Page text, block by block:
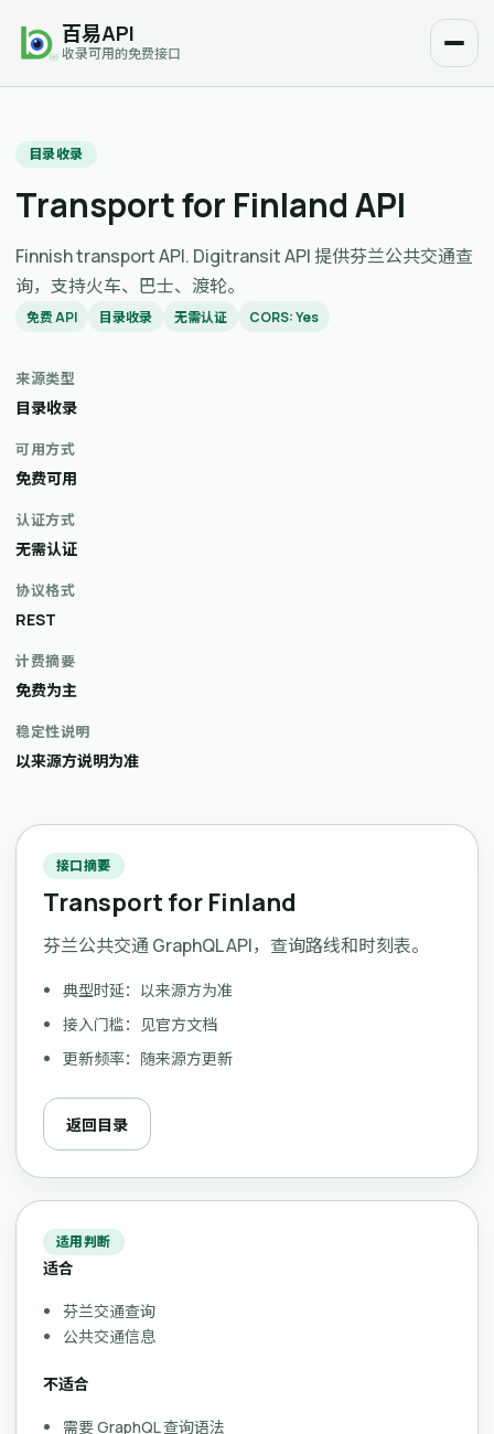
百易API
收录可用的免费接口
目录收录
Transport for Finland API
Finnish transport API. Digitransit API 提供芬兰公共交通查
询，支持火车、巴士、渡轮。
免费 API 目录收录 无需认证 CORS: Yes
来源类型
目录收录
可用方式
免费可用
认证方式
无需认证
协议格式
REST
计费摘要
免费为主
稳定性说明
以来源方说明为准
接口摘要
Transport for Finland
芬兰公共交通 GraphQL API，查询路线和时刻表。
典型时延：以来源方为准
接入门槛：见官方文档
更新频率：随来源方更新
返回目录
适用判断
适合
芬兰交通查询
公共交通信息
不适合
需要 GraphQL 查询语法